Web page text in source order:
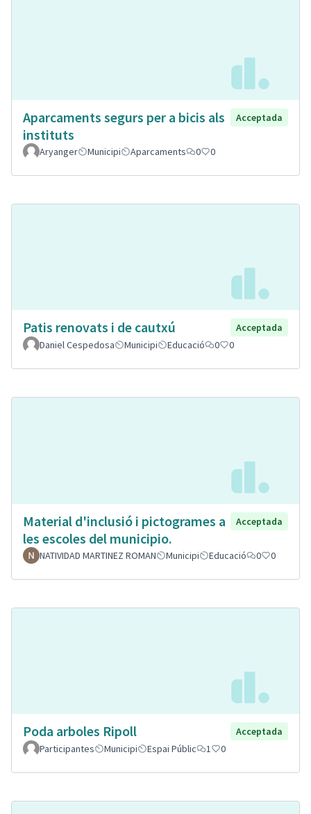
Aparcaments segurs per a bicis als
instituts
Acceptada
Aryanger Municipi Aparcaments 0 0
Patis renovats i de cautxú
Acceptada
Daniel Cespedosa
Municipi Educació 0 0
Material d'inclusió i pictogrames a
les escoles del municipio.
Acceptada
NATIVIDAD MARTINEZ ROMAN Municipi Educació 0 0
Poda arboles Ripoll
Acceptada
Participantes
Municipi Espai Públic 1 0